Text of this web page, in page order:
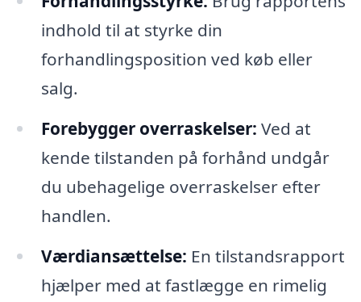
indhold til at styrke din
forhandlingsposition ved køb eller
salg.
Forebygger overraskelser: Ved at
kende tilstanden på forhånd undgår
du ubehagelige overraskelser efter
handlen.
Værdiansættelse: En tilstandsrapport
hjælper med at fastlægge en rimelig